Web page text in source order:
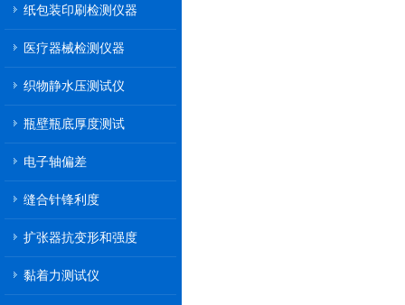
纸包装印刷检测仪器
医疗器械检测仪器
织物静水压测试仪
瓶壁瓶底厚度测试
电子轴偏差
缝合针锋利度
扩张器抗变形和强度
黏着力测试仪